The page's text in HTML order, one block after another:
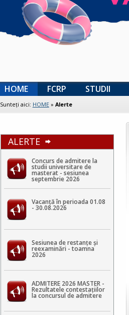
HOME FCRP STUDII
Sunteţi aici: HOME» Alerte
ALERTE
Concurs de admitere la
studii universitare de
masterat - sesiunea
septembrie 2026
Vacanță în perioada 01.08
- 30.08.2026
Sesiunea de restanțe și
reexaminări - toamna
2026
ADMITERE 2026 MASTER -
Rezultatele contestaţiilor
la concursul de admitere